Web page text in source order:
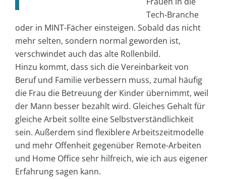
Tech-Branche
oder in MINT-Fächer einsteigen. Sobald das nicht
mehr selten, sondern normal geworden ist,
verschwindet auch das alte Rollenbild.
Hinzu kommt, dass sich die Vereinbarkeit von
Beruf und Familie verbessern muss, zumal häufig
die Frau die Betreuung der Kinder übernimmt, weil
der Mann besser bezahlt wird. Gleiches Gehalt für
gleiche Arbeit sollte eine Selbstverständlichkeit
sein. Außerdem sind flexiblere Arbeitszeitmodelle
und mehr Offenheit gegenüber Remote-Arbeiten
und Home Office sehr hilfreich, wie ich aus eigener
Erfahrung sagen kann.